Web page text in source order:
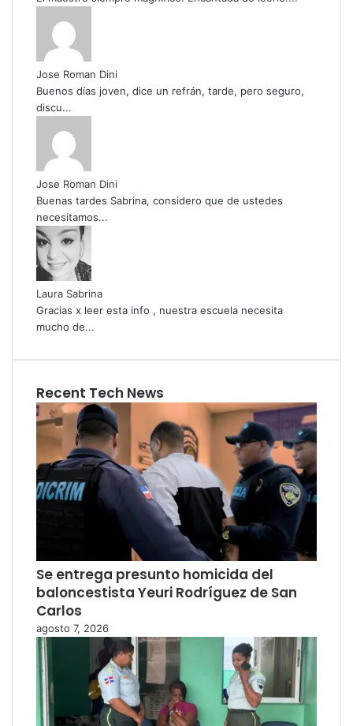
Jose Roman Dini
Buenos días joven, dice un refrán, tarde, pero seguro,
discu...
Jose Roman Dini
Buenas tardes Sabrina, considero que de ustedes
necesitamos...
Laura Sabrina
Gracias x leer esta info , nuestra escuela necesita
mucho de...
Recent Tech News
Se entrega presunto homicida del
baloncestista Yeuri Rodríguez de San
Carlos
agosto 7, 2026